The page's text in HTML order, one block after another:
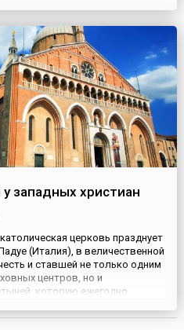
западных христиан
церковь празднует
(Италия), в величественной
и ставшей не только одним
центров, но и
которую ежегодно
один из самых любимы...